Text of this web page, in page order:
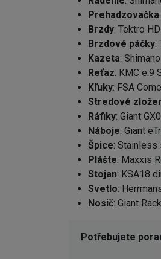
Prehadzovačka
Brzdy: Tektro
Brzdové páčky:
Kazeta:
Reťaz: KMC e.9
Kľuky: FSA
Stredové
Ráfiky: Giant
Náboje: Giant
Špice: Stainless
Plášte: Maxxis
Stojan: KSA18
Svetlo:
Nosič: Giant
Potřebujete